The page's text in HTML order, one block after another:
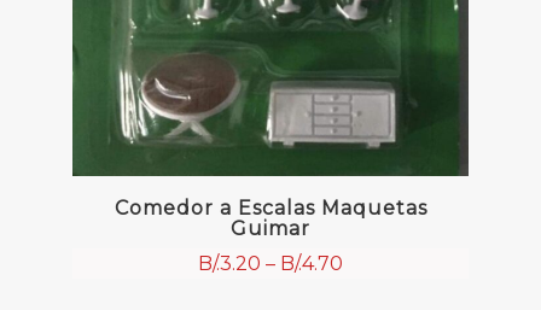
Comedor a Escalas Maquetas
Guimar
B/.3.20 – B/.4.70